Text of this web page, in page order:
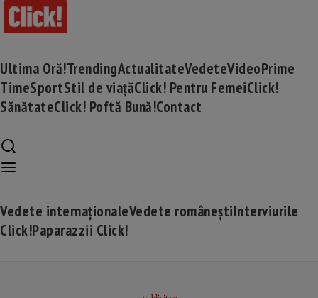
Ultima Oră!TrendingActualitateVedeteVideoPrime
TimeSportStil de viațăClick! Pentru FemeiClick!
SănătateClick! Poftă Bună!Contact
Vedete internaționaleVedete româneștiInterviurile
Click!Paparazzii Click!